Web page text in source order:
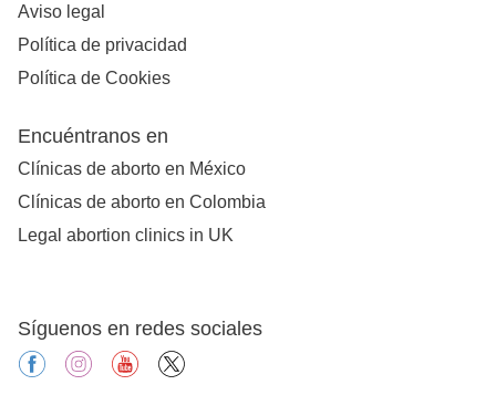
Aviso legal
Política de privacidad
Política de Cookies
Encuéntranos en
Clínicas de aborto en México
Clínicas de aborto en Colombia
Legal abortion clinics in UK
Síguenos en redes sociales
facebookinstagramyoutube